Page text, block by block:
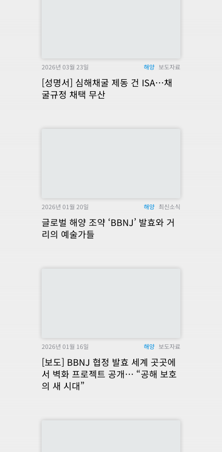
2026년 03월 23일 해양 보도자료
[성명서] 심해채굴 제동 건 ISA…채
굴규정 채택 무산
2026년 01월 20일 해양 최신소식
글로벌 해양 조약 ‘BBNJ’ 발효와 거
리의 예술가들
2026년 01월 16일 해양 보도자료
[보도] BBNJ 협정 발효 세계 곳곳에
서 벽화 프로젝트 공개… “공해 보호
의 새 시대”